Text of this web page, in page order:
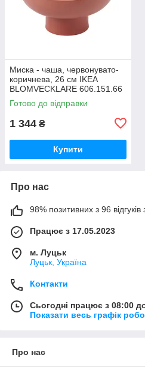
Миска - чаша, червонувато-
коричнева, 26 см IKEA
BLOMVECKLARE 606.151.66
Готово до відправки
1 344 ₴
Купити
Про нас
98% позитивних з 96 відгуків
Працює з 17.05.2023
м. Луцьк
Луцьк, Україна
Контакти
Сьогодні працює з 08:00
Показати весь графік
Про нас